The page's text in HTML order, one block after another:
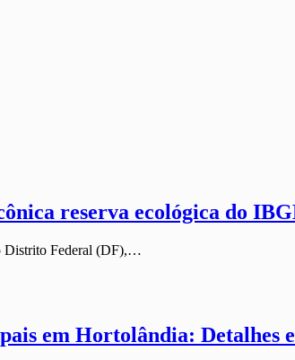
reserva ecológica do
Distrito Federal (DF),…
em Hortolândia: Detalhes